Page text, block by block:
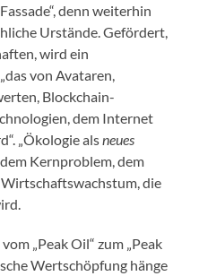
denn weiterhin
Urstände. Gefördert,
wird ein
von Avataren,
Blockchain-
dem Internet
„Ökologie alsneues
Kernproblem, dem
die
„Peak Oil“ zum „Peak
Wertschöpfung hänge